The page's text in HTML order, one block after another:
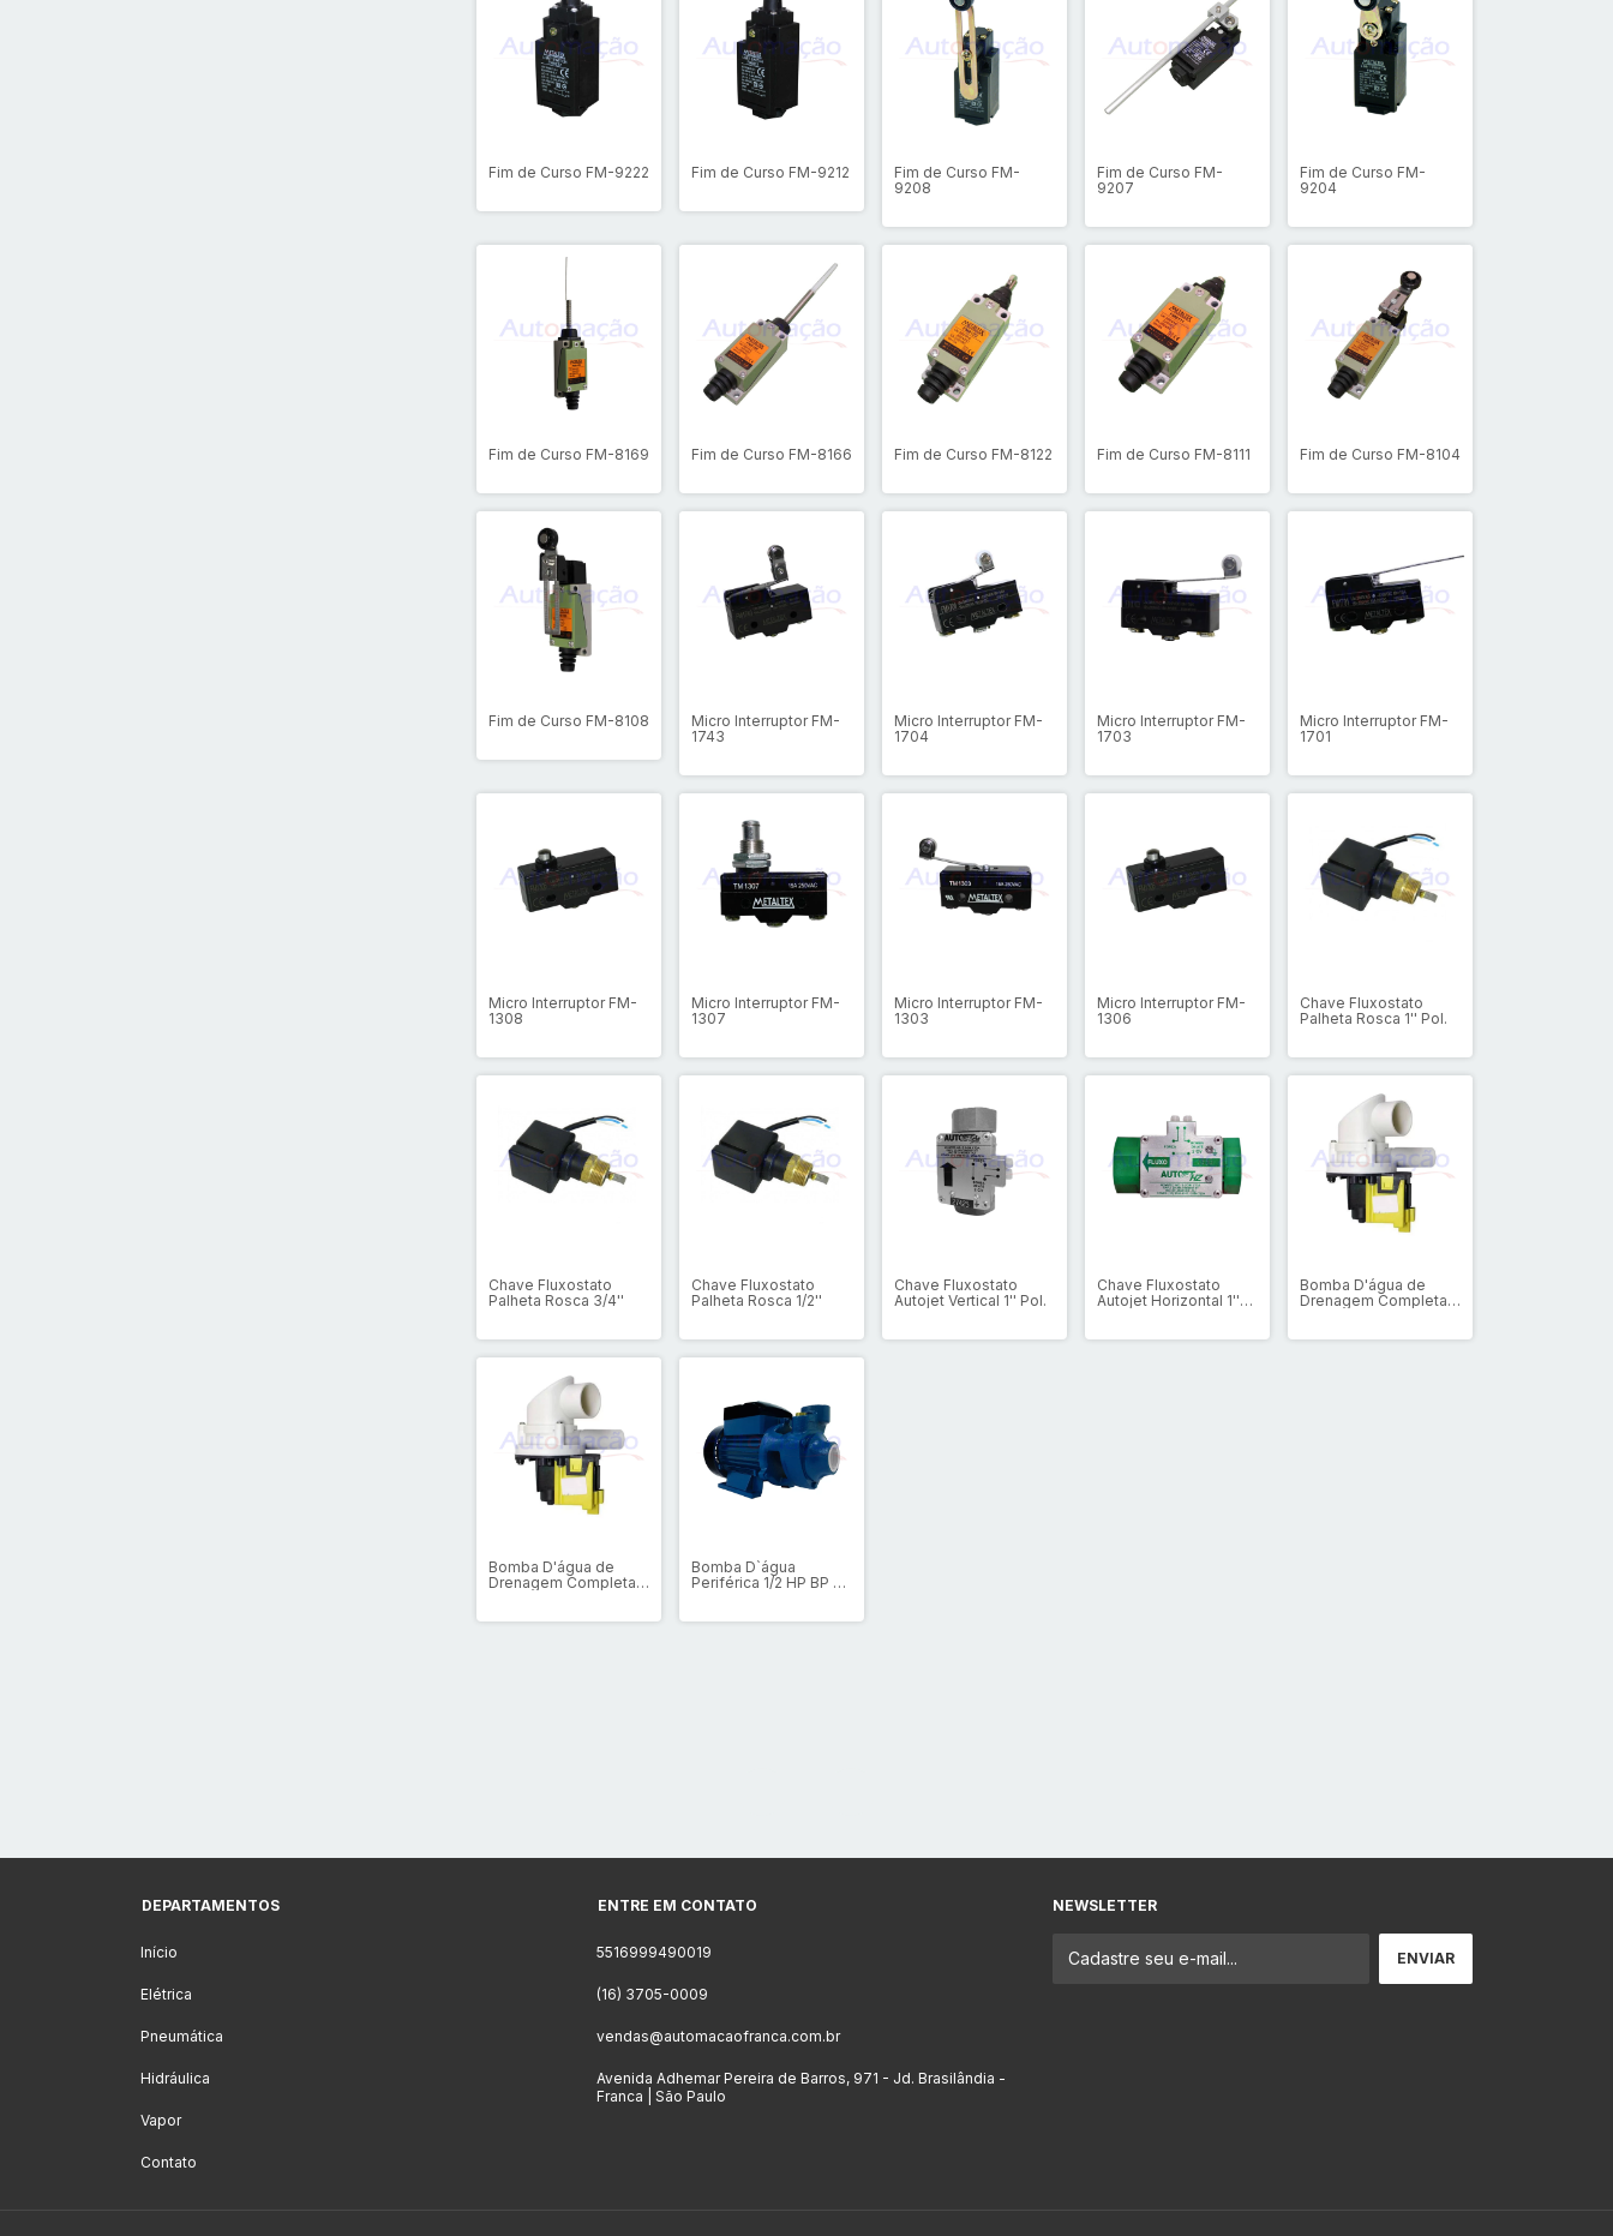
Fim de Curso FM-9222 Fim de Curso FM-9212
Fim de Curso FM-
9208
Fim de Curso FM-
9207
Fim de Curso FM-
9204
Fim de Curso FM-8169 Fim de Curso FM-8166 Fim de Curso FM-8122 Fim de Curso FM-8111 Fim de Curso FM-8104
Fim de Curso FM-8108
Micro Interruptor FM-
1743
Micro Interruptor FM-
1704
Micro Interruptor FM-
1703
Micro Interruptor FM-
1701
Micro Interruptor FM-
1308
Micro Interruptor FM-
1307
Micro Interruptor FM-
1303
Micro Interruptor FM-
1306
Chave Fluxostato
Palheta Rosca 1'' Pol.
Chave Fluxostato
Palheta Rosca 3/4''
Chave Fluxostato
Palheta Rosca 1/2''
Chave Fluxostato
Autojet Vertical 1'' Pol.
Chave Fluxostato
Autojet Horizontal 1''
Bomba D'água de
Drenagem Completa
Bomba D'água de
Drenagem Completa
Bomba D`água
Periférica 1/2 HP BP 60
DEPARTAMENTOS
Início
Elétrica
Pneumática
Hidráulica
Vapor
Contato
ENTRE EM CONTATO
5516999490019
(16) 3705-0009
vendas@automacaofranca.com.br
Avenida Adhemar Pereira de Barros, 971 - Jd. Brasilândia -
Franca | São Paulo
NEWSLETTER